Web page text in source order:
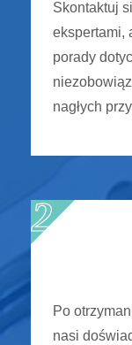
Skontaktuj
ekspertami,
porady
nagłych
Po
nasi